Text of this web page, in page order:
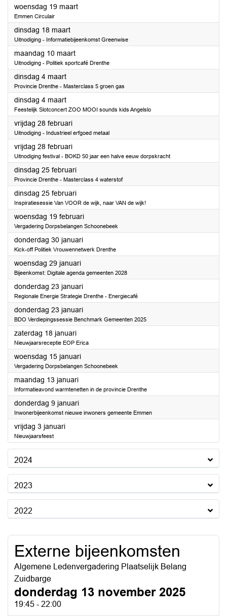
woensdag 19 maart2025
Emmen Circulair
dinsdag 18 maart2025
Uitnodiging - Informatiebijeenkomst Greenwise
maandag 10 maart2025
Uitnodiging - Politiek sportcafé Drenthe
dinsdag 4 maart2025
Provincie Drenthe - Masterclass 5 groen gas
dinsdag 4 maart2025
Feestelijk Slotconcert ZOO MOOI sounds kids Angelslo
vrijdag 28 februari2025
Uitnodiging - Industrieel erfgoed metaal
vrijdag 28 februari2025
Uitnodiging festival - BOKD 50 jaar een halve eeuw dorpskracht
dinsdag 25 februari2025
Provincie Drenthe - Masterclass 4 waterstof
dinsdag 25 februari2025
Inspiratiesessie Van VOOR de wijk, naar VAN de wijk!
woensdag 19 februari2025
Vergadering Dorpsbelangen Schoonebeek
donderdag 30 januari2025
Kick-off Politiek Vrouwennetwerk Drenthe
woensdag 29 januari2025
Bijeenkomst: Digitale agenda gemeenten 2028
donderdag 23 januari2025
Regionale Energie Strategie Drenthe - Energiecafé
donderdag 23 januari2025
BDO Verdiepingssessie Benchmark Gemeenten 2025
zaterdag 18 januari2025
Nieuwjaarsreceptie EOP Erica
woensdag 15 januari2025
Vergadering Dorpsbelangen Schoonebeek
maandag 13 januari2025
Informatieavond warmtenetten in de provincie Drenthe
donderdag 9 januari2025
Inwonerbijeenkomst nieuwe inwoners gemeente Emmen
vrijdag 3 januari2025
Nieuwjaarsfeest
2024
2023
2022
Externe bijeenkomsten
Algemene Ledenvergadering Plaatselijk Belang
Zuidbarge
donderdag 13 november 2025
19:45 - 22:00